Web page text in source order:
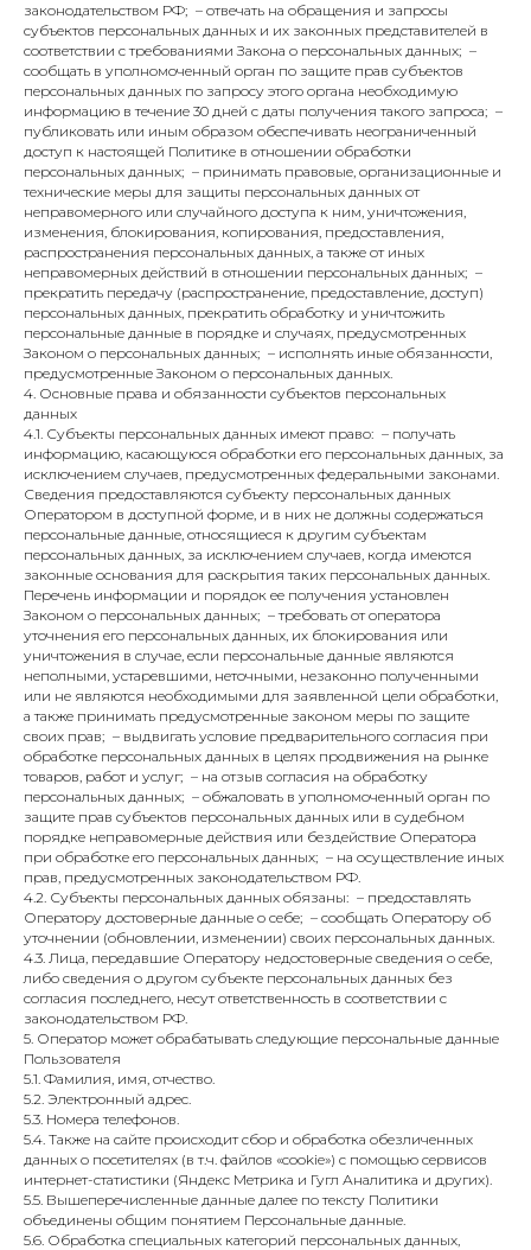
законодательством РФ; – отвечать на обращения и запросы
субъектов персональных данных и их законных представителей в
соответствии с требованиями Закона о персональных данных; –
сообщать в уполномоченный орган по защите прав субъектов
персональных данных по запросу этого органа необходимую
информацию в течение 30 дней с даты получения такого запроса; –
публиковать или иным образом обеспечивать неограниченный
доступ к настоящей Политике в отношении обработки
персональных данных; – принимать правовые, организационные и
технические меры для защиты персональных данных от
неправомерного или случайного доступа к ним, уничтожения,
изменения, блокирования, копирования, предоставления,
распространения персональных данных, а также от иных
неправомерных действий в отношении персональных данных; –
прекратить передачу (распространение, предоставление, доступ)
персональных данных, прекратить обработку и уничтожить
персональные данные в порядке и случаях, предусмотренных
Законом о персональных данных; – исполнять иные обязанности,
предусмотренные Законом о персональных данных.
4. Основные права и обязанности субъектов персональных
данных
4.1. Субъекты персональных данных имеют право: – получать
информацию, касающуюся обработки его персональных данных, за
исключением случаев, предусмотренных федеральными законами.
Сведения предоставляются субъекту персональных данных
Оператором в доступной форме, и в них не должны содержаться
персональные данные, относящиеся к другим субъектам
персональных данных, за исключением случаев, когда имеются
законные основания для раскрытия таких персональных данных.
Перечень информации и порядок ее получения установлен
Законом о персональных данных; – требовать от оператора
уточнения его персональных данных, их блокирования или
уничтожения в случае, если персональные данные являются
неполными, устаревшими, неточными, незаконно полученными
или не являются необходимыми для заявленной цели обработки,
а также принимать предусмотренные законом меры по защите
своих прав; – выдвигать условие предварительного согласия при
обработке персональных данных в целях продвижения на рынке
товаров, работ и услуг; – на отзыв согласия на обработку
персональных данных; – обжаловать в уполномоченный орган по
защите прав субъектов персональных данных или в судебном
порядке неправомерные действия или бездействие Оператора
при обработке его персональных данных; – на осуществление иных
прав, предусмотренных законодательством РФ.
4.2. Субъекты персональных данных обязаны: – предоставлять
Оператору достоверные данные о себе; – сообщать Оператору об
уточнении (обновлении, изменении) своих персональных данных.
4.3. Лица, передавшие Оператору недостоверные сведения о себе,
либо сведения о другом субъекте персональных данных без
согласия последнего, несут ответственность в соответствии с
законодательством РФ.
5. Оператор может обрабатывать следующие персональные данные
Пользователя
5.1. Фамилия, имя, отчество.
5.2. Электронный адрес.
5.3. Номера телефонов.
5.4. Также на сайте происходит сбор и обработка обезличенных
данных о посетителях (в т.ч. файлов «cookie») с помощью сервисов
интернет-статистики (Яндекс Метрика и Гугл Аналитика и других).
5.5. Вышеперечисленные данные далее по тексту Политики
объединены общим понятием Персональные данные.
5.6. Обработка специальных категорий персональных данных,